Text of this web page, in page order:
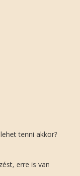
tenni akkor?
erre is van